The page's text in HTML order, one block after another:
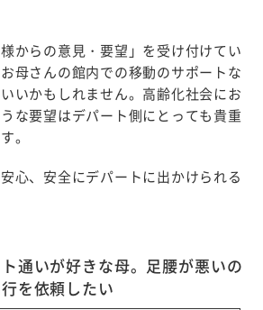
からの意見・要望」を受け付けてい
母さんの館内での移動のサポートな
いかもしれません。高齢化社会にお
な要望はデパート側にとっても貴重
。
心、安全にデパートに出かけられる
ト通いが好きな母。足腰が悪いの
を依頼したい